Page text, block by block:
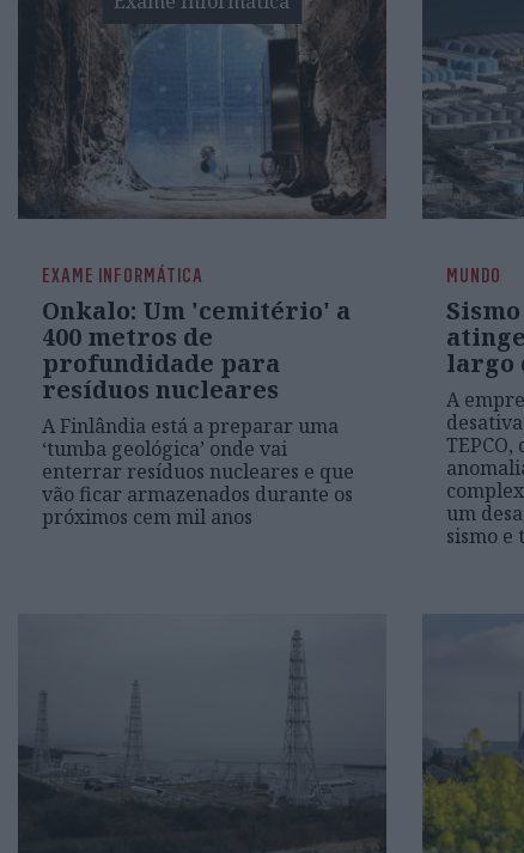
EXAME INFORMÁTICA
Onkalo: Um 'cemitério' a
400 metros de
profundidade para
resíduos nucleares
A Finlândia está a preparar uma
‘tumba geológica’ onde vai
enterrar resíduos nucleares e que
vão ficar armazenados durante os
próximos cem mil anos
MUNDO
largo
A
um
sismo e